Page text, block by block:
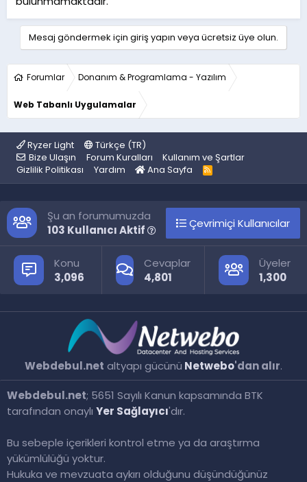
Mesaj göndermek için giriş yapın veya ücretsiz üye olun.
Forumlar Donanım & Programlama - Yazılım
Web Tabanlı Uygulamalar
Ryzer Light
Türkçe (TR)
Bize Ulaşın
Forum Kuralları
Kullanım ve Şartlar
Gizlilik Politikası
Yardım Ana Sayfa
R
S
Şu an forumumuzda
103 Kullanıcı Aktif
Çevrimiçi Kullanıcılar
Konu
3,096
Cevaplar
4,801
Üyeler
1,300
Webdebul.net; 5651 Sayılı Kanun kapsamında BTK
tarafından onaylı Yer Sağlayıcı'dır.
Bu sebeple içerikleri kontrol etme ya da araştırma
yükümlülüğü yoktur.
Hukuka ve mevzuata aykırı olduğunu düşündüğünüz
Webdebul.net altyapı gücünü Netwebo'dan alır.